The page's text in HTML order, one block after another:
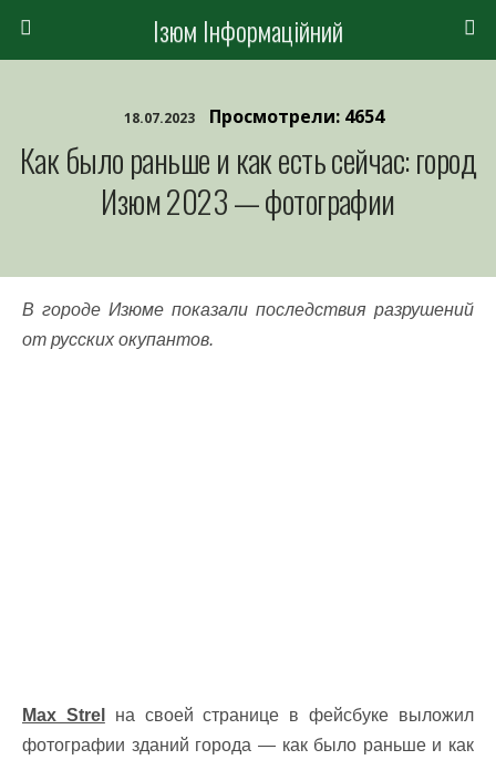
Ізюм Інформаційний
18.07.2023 Просмотрели: 4654
Как было раньше и как есть сейчас: город
Изюм 2023 — фотографии
В городе Изюме показали последствия разрушений
от русских окупантов.
Max Strel
на своей странице в фейсбуке выложил
фотографии зданий города — как было раньше и как